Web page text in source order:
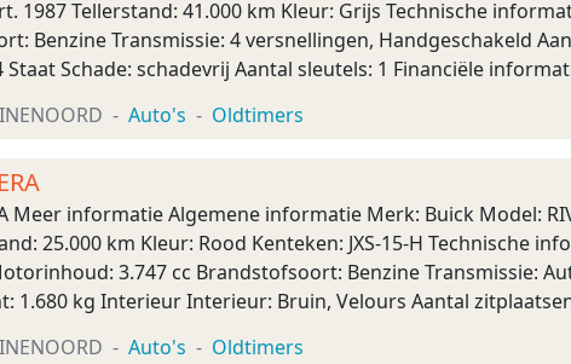
1987 Tellerstand: 41.000 km Kleur: Grijs Technische
Benzine Transmissie: 4 versnellingen, Handgeschakeld
Staat Schade: schadevrij Aantal sleutels: 1 Financiële
Auto's Oldtimers
Meer informatie Algemene informatie Merk: Buick Model:
25.000 km Kleur: Rood Kenteken: JXS-15-H Technische
3.747 cc Brandstofsoort: Benzine Transmissie:
1.680 kg Interieur Interieur: Bruin, Velours Aantal
Auto's Oldtimers